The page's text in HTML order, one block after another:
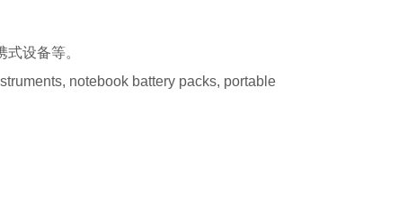
设备等。
notebook battery packs, portable